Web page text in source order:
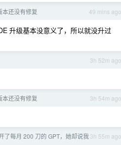
49 mins ago
本还没有修复
升级基本没意义了，所以就没升过
3h 52m ago
3h 54m ago
本还没有修复
3h 55m ago
了每月 200 刀的 GPT，她却说我